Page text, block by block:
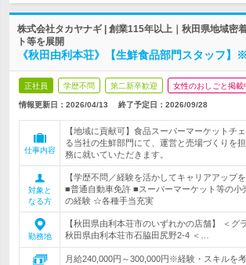
株式会社タカヤナギ | 創業115年以上｜秋田県地域密
ト等を展開
《秋田由利本荘》【生鮮食品部門スタッフ】
正社員 学歴不問 第二新卒歓迎 女性のおしごと掲載
情報更新日：2026/04/13 終了予定日： 2026/09/28
仕事内容
【地域に貢献可】食品スーパーマーケットチ
る当社の生鮮部門にて、運営と売場づくりを
務に就いていただきます。
対象と
なる方
【学歴不問／経験を活かしてキャリアアップ
■普通自動車免許 ■スーパーマーケット等の小
の経験 ☆各種手当充実
勤務地
【秋田県由利本荘市のいずれかの店舗】 ＜グ
秋田県由利本荘市石脇田尻野2‐4 ＜…
月給240,000円～300,000円※経験・スキルを